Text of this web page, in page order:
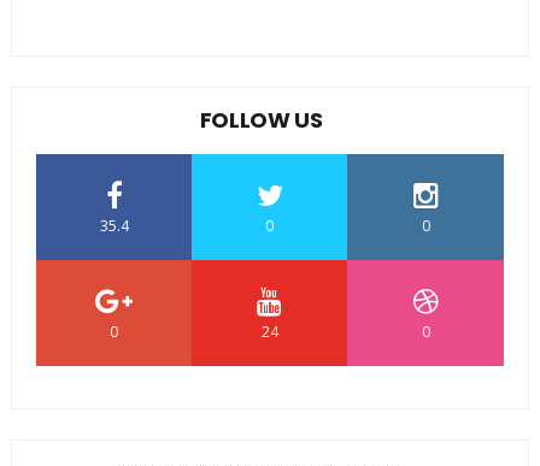
FOLLOW US
35.4 0 0
0 24 0